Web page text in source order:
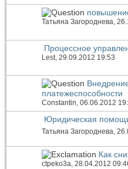
Татьяна Загороднева,
Процессное
Lest, 29.09.2012 19:53
платежеспособности
Constantin, 06.06.2012
Юридическая
Татьяна Загороднева,
Как
ctpeko3a, 28.04.2012